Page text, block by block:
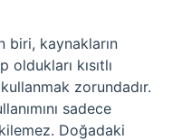
biri, kaynakların
oldukları kısıtlı
zorundadır.
sadece
Doğadaki